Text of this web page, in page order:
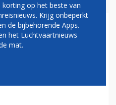
747-400
VOOR AIR
op het beste van
Krijg onbeperkt
de bijbehorende Apps.
het Luchtvaartnieuws
mat.